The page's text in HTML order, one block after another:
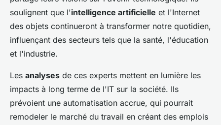
soulignent que l'intelligence artificielle et l'Internet
des objets continueront à transformer notre quotidien,
influençant des secteurs tels que la santé, l'éducation
et l'industrie.
Les analyses de ces experts mettent en lumière les
impacts à long terme de l'IT sur la société. Ils
prévoient une automatisation accrue, qui pourrait
remodeler le marché du travail en créant des emplois